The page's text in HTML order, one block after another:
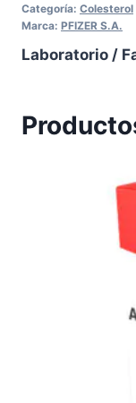
Categoría: Colesterol
Marca: PFIZER S.A.
Laboratorio /